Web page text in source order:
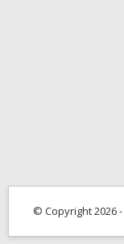
© Copyright 2026 -